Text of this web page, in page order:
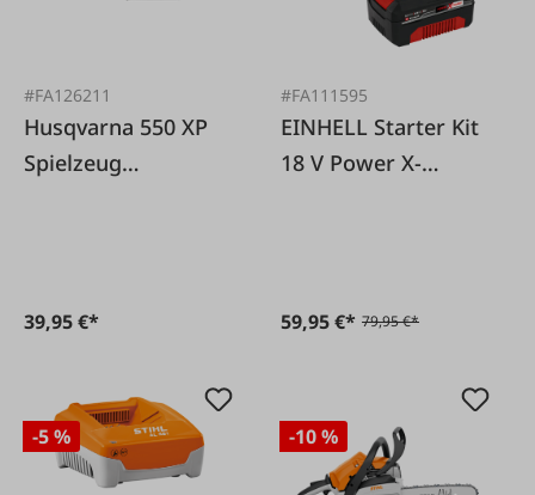
#FA126211
Husqvarna 550 XP
Spielzeug
39,95 €*
#FA111595
EINHELL Starter Kit
18 V Power X-
59,95 €* 79,95 €*
-5 % -10 %